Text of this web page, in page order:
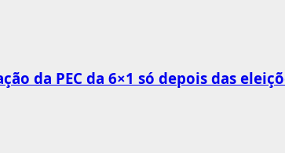
da PEC da 6×1 só depois das